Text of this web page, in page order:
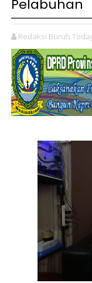
Pelabuhan
Redaksi Buruh